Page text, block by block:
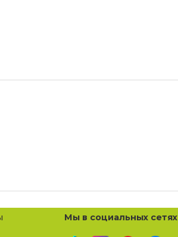
Мы в социальных сетях